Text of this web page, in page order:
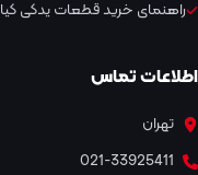
راهنمای خرید قطعات یدکی کیا
اطلاعات تماس
تهران
021-33925411